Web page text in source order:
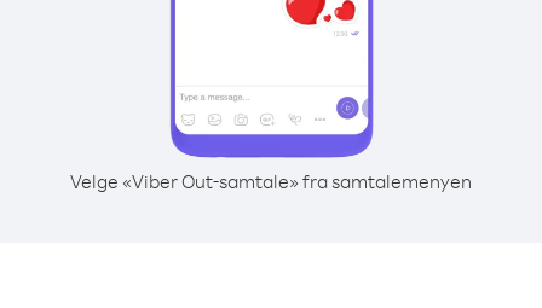
Velge «Viber Out-samtale» fra samtalemenyen